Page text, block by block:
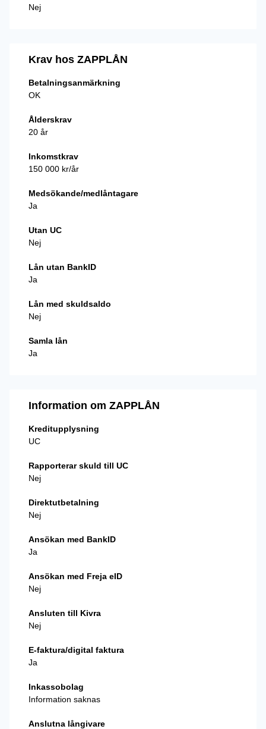
Nej
Krav hos ZAPPLÅN
Betalningsanmärkning
OK
Ålderskrav
20 år
Inkomstkrav
150 000 kr/år
Medsökande/medlåntagare
Ja
Utan UC
Nej
Lån utan BankID
Ja
Lån med skuldsaldo
Nej
Samla lån
Ja
Information om ZAPPLÅN
Kreditupplysning
UC
Rapporterar skuld till UC
Nej
Direktutbetalning
Nej
Ansökan med BankID
Ja
Ansökan med Freja eID
Nej
Ansluten till Kivra
Nej
E-faktura/digital faktura
Ja
Inkassobolag
Information saknas
Anslutna långivare